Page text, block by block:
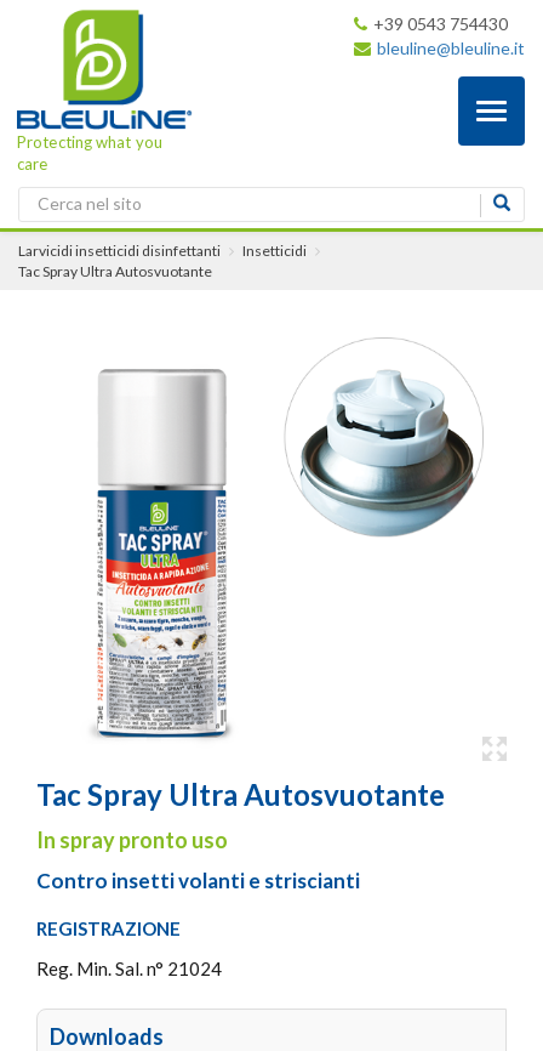
Protecting what you
care
+39 0543 754430
bleuline@bleuline.it
Larvicidi insetticidi disinfettanti
Insetticidi
Tac Spray Ultra Autosvuotante
Tac Spray Ultra Autosvuotante
In spray pronto uso
Contro insetti volanti e striscianti
REGISTRAZIONE
Reg. Min. Sal. n° 21024
Downloads